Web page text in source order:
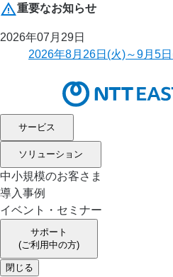
重要なお知らせ
2026年07月29日
2026年8月26日(火)～9月5
サービス
ソリューション
中小規模のお客さま
導入事例
イベント・セミナー
サポート
(ご利用中の方)
閉じる